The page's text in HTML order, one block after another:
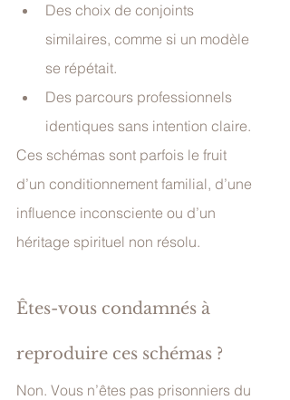
Des choix de conjoints
similaires, comme si un modèle
se répétait.
Des parcours professionnels
identiques sans intention claire.
Ces schémas sont parfois le fruit
d’un conditionnement familial, d’une
influence inconsciente ou d’un
héritage spirituel non résolu.
Êtes-vous condamnés à
reproduire ces schémas ?
Non. Vous n’êtes pas prisonniers du